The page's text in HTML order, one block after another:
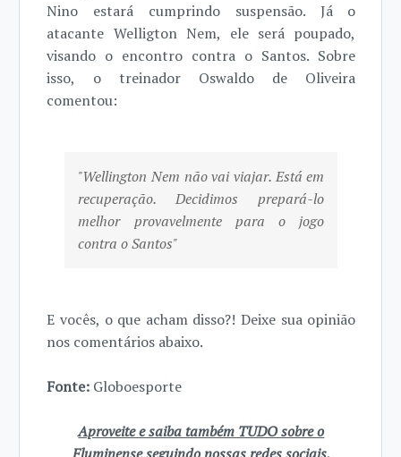
Nino estará cumprindo suspensão. Já o
atacante Welligton Nem, ele será poupado,
visando o encontro contra o Santos. Sobre
isso, o treinador Oswaldo de Oliveira
comentou:
"Wellington Nem não vai viajar. Está em
recuperação. Decidimos prepará-lo
melhor provavelmente para o jogo
contra o Santos"
E vocês, o que acham disso?! Deixe sua opinião
nos comentários abaixo.
Fonte: Globoesporte
Aproveite e saiba também TUDO sobre o